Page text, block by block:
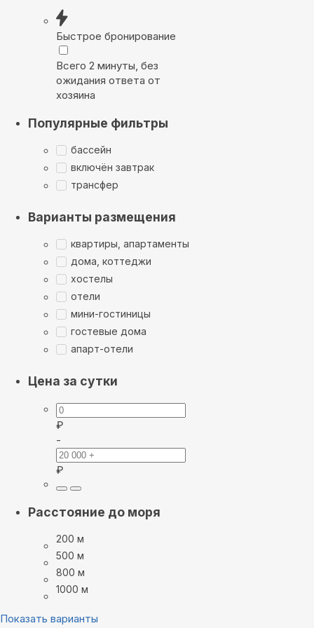
Быстрое бронирование
Всего 2 минуты, без
ожидания ответа от
хозяина
Популярные фильтры
бассейн
включён завтрак
трансфер
Варианты размещения
квартиры, апартаменты
дома, коттеджи
хостелы
отели
мини-гостиницы
гостевые дома
апарт-отели
Цена за сутки
₽
-
₽
Расстояние до моря
200 м
500 м
800 м
1000 м
Показать варианты